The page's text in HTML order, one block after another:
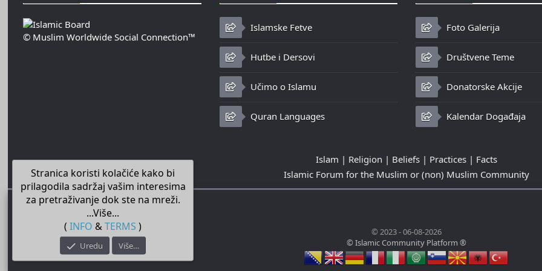
© Muslim Worldwide Social Connection™
Islamske Fetve
Hutbe i Dersovi
Učimo o Islamu
Quran Languages
Foto Galerija
Društvene Teme
Donatorske Akcije
Kalendar Događaja
Islam | Religion | Beliefs | Practices | Facts
Islamic Forum for the Muslim or (non) Muslim Community
© 2023 - 06-08-2026
© Islamic Community Platform ®
Stranica koristi kolačiće kako bi
prilagodila sadržaj vašim interesima
za pretraživanje dok ste na mreži.
...Više...
( INFO &TERMS )
Uredu Više…